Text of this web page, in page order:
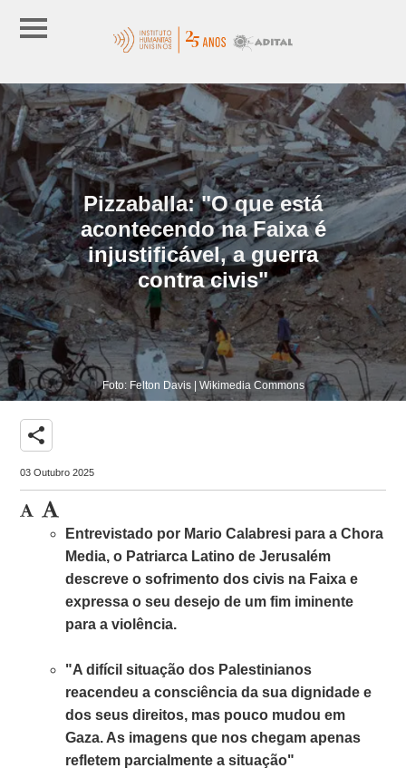
Pizzaballa: "O que está
acontecendo na Faixa é
injustificável, a guerra
contra civis"
Foto: Felton Davis | Wikimedia Commons
share
03 Outubro 2025
Entrevistado por Mario Calabresi para a Chora
Media, o Patriarca Latino de Jerusalém
descreve o sofrimento dos civis na Faixa e
expressa o seu desejo de um fim iminente
para a violência.
"A difícil situação dos Palestinianos
reacendeu a consciência da sua dignidade e
dos seus direitos, mas pouco mudou em
Gaza. As imagens que nos chegam apenas
refletem parcialmente a situação"